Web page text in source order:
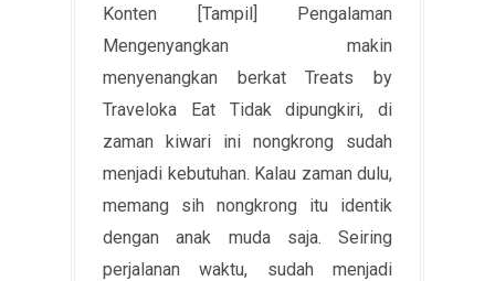
Konten [Tampil] Pengalaman
Mengenyangkan makin
menyenangkan berkat Treats by
Traveloka Eat Tidak dipungkiri, di
zaman kiwari ini nongkrong sudah
menjadi kebutuhan. Kalau zaman dulu,
memang sih nongkrong itu identik
dengan anak muda saja. Seiring
perjalanan waktu, sudah menjadi